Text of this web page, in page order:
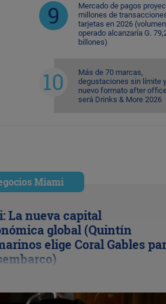
Mercado de pagos
millones de
tarjetas en 2026 (volumen
operado alcanzaría G.
billones)
Más de 70 marcas,
degustaciones sin límite
nuevo formato after
será Drinks & More 2026
Miami
La nueva capital
global (Quintín
elige Coral Gables